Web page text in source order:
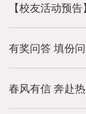
有奖问答 填份